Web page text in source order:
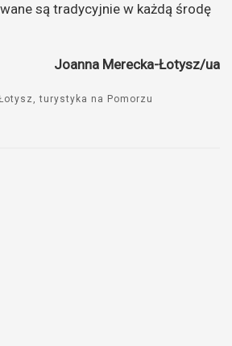
są tradycyjnie w każdą środę
Joanna Merecka-Łotysz/ua
turystyka na Pomorzu